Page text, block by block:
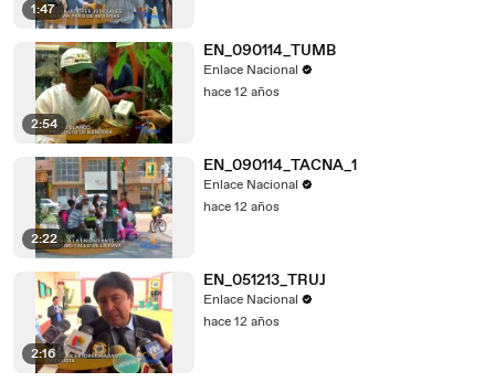
1:47
2:54
EN_090114_TUMB
Enlace Nacional
hace 12 años
2:22
EN_090114_TACNA_1
Enlace Nacional
hace 12 años
2:16
EN_051213_TRUJ
Enlace Nacional
hace 12 años